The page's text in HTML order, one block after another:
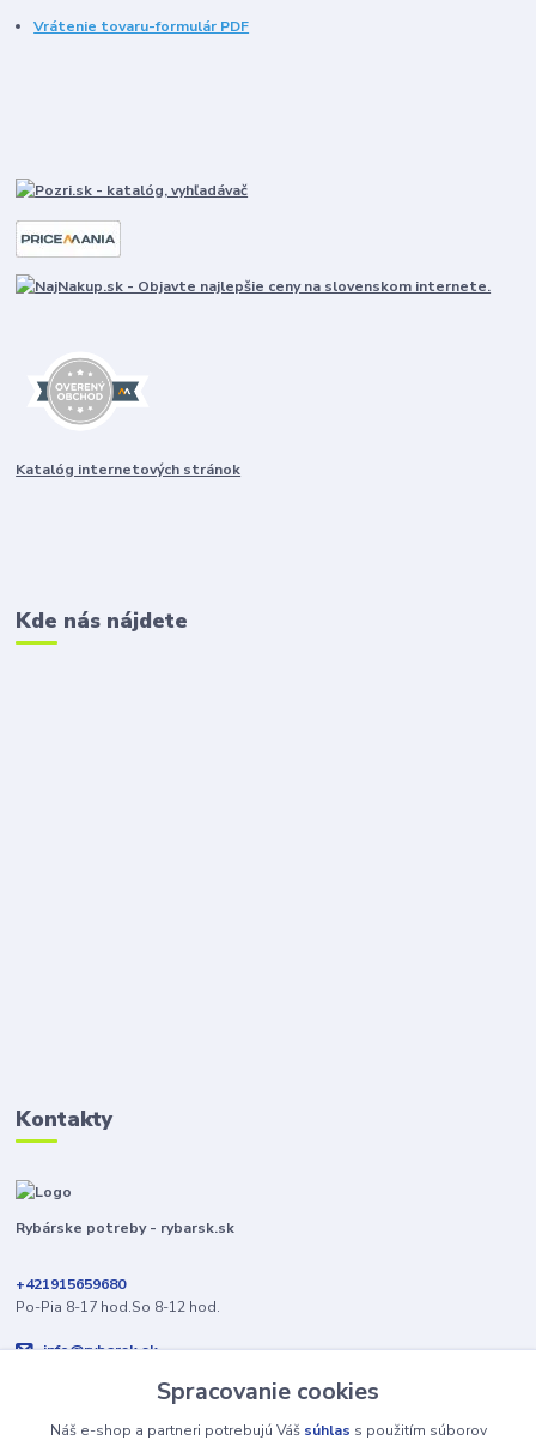
Vrátenie tovaru-formulár PDF
Katalóg internetových stránok
Kde nás nájdete
Kontakty
Rybárske potreby - rybarsk.sk
+421915659680
Po-Pia 8-17 hod.So 8-12 hod.
info@rybarsk.sk
Spracovanie cookies
Náš e-shop a partneri potrebujú Váš súhlas s použitím súborov